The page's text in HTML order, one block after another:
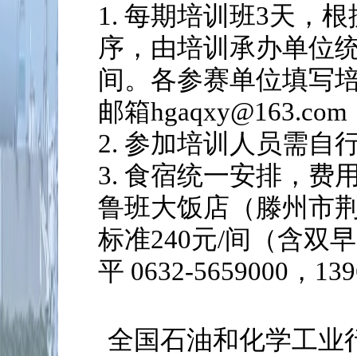
1. 每期培训班3天，
序，由培训承办单位
间。各参赛单位填写
邮箱
2. 参加培训人员需自
3. 食宿统一安排，费
鲁班大饭店（滕州市
标准240元/间（含双
平 0632-5659000，
全国石油和化学工业